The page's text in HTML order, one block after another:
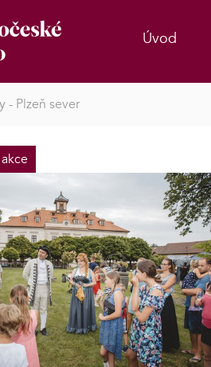
Úvod
- Plzeň sever